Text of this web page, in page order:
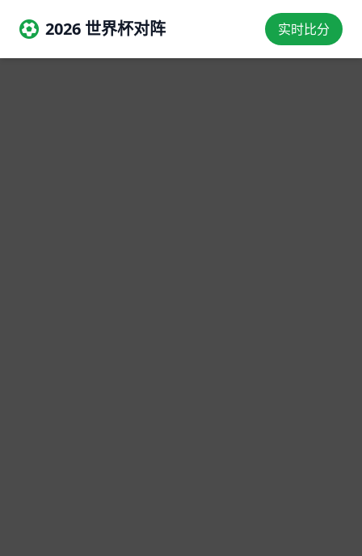
2026 世界杯对阵 实时比分